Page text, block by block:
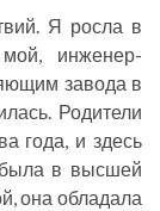
Я росла в
инженер-
завода в
Родители
года, и здесь
в высшей
она обладала